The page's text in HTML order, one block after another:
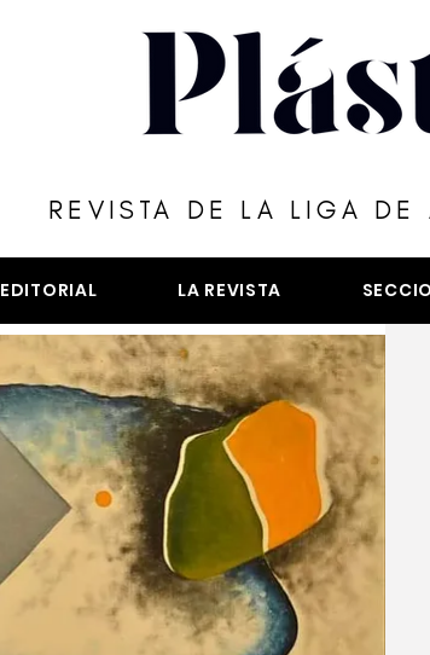
REVISTA DE LA LIGA DE
EDITORIAL LA REVISTA